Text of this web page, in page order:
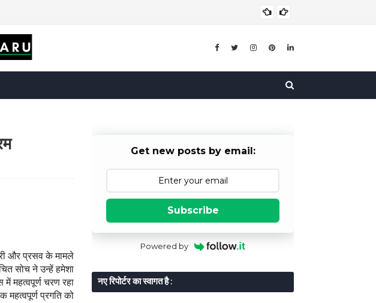
और प्रसव के मामले
सोच ने उन्हें हमेशा
महत्वपूर्ण चरण रहा
प्रगति को
Get new posts by email:
Subscribe
Powered by
नए रिपोर्टर का स्वागत है :